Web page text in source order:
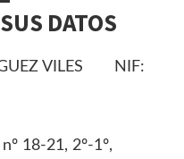
DATOS
VILES NIF:
18-21, 2º-1º,